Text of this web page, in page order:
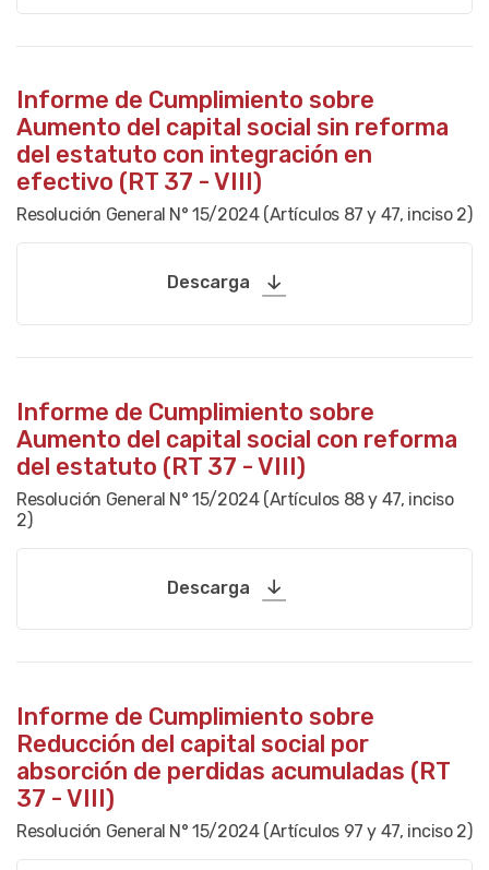
Informe de Cumplimiento sobre
Aumento del capital social sin reforma
del estatuto con integración en
efectivo (RT 37 - VIII)
Resolución General N° 15/2024 (Artículos 87 y 47, inciso 2)
Descarga
Informe de Cumplimiento sobre
Aumento del capital social con reforma
del estatuto (RT 37 - VIII)
Resolución General N° 15/2024 (Artículos 88 y 47, inciso
2)
Descarga
Informe de Cumplimiento sobre
Reducción del capital social por
absorción de perdidas acumuladas (RT
37 - VIII)
Resolución General N° 15/2024 (Artículos 97 y 47, inciso 2)